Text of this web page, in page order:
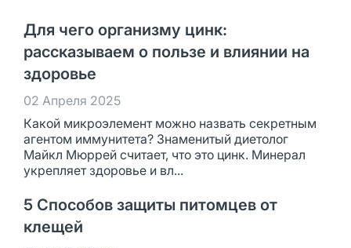
Для чего организму цинк:
рассказываем о пользе и влиянии на
здоровье
02 Апреля 2025
Какой микроэлемент можно назвать секретным
агентом иммунитета? Знаменитый диетолог
Майкл Мюррей считает, что это цинк. Минерал
укрепляет здоровье и вл...
5 Способов защиты питомцев от
клещей